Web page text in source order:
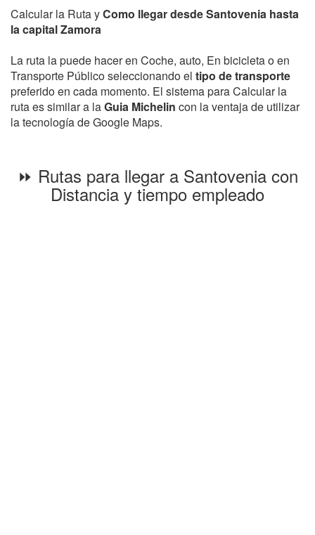
Calcular la Ruta yComo llegar desde Santovenia hasta
la capital Zamora
La ruta la puede hacer en Coche, auto, En bicicleta o en
Transporte Público seleccionando el tipo de transporte
preferido en cada momento. El sistema para Calcular la
ruta es similar a laGuia Michelin con la ventaja de utilizar
la tecnología de Google Maps.
⏩ Rutas para llegar a Santovenia con
Distancia y tiempo empleado